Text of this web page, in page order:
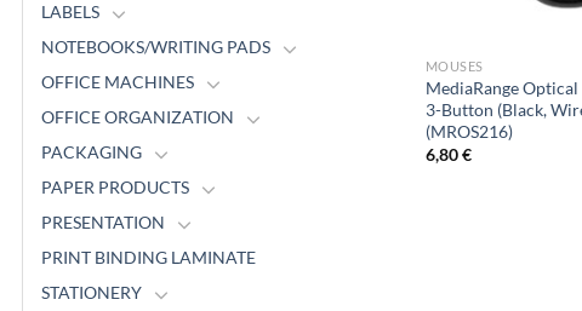
LABELS
NOTEBOOKS/WRITING PADS
OFFICE MACHINES
OFFICE ORGANIZATION
PACKAGING
PAPER PRODUCTS
PRESENTATION
PRINT BINDING LAMINATE
STATIONERY
MOUSES
MediaRange
3-Button (Black,
(MROS216)
6,80€